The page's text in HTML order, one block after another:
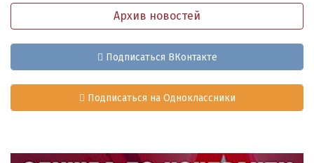
Архив новостей
Подписаться ВКонтакте
Подписаться на Одноклассники